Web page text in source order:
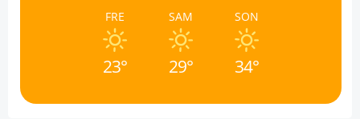
FRE
23°
SAM
29°
SON
34°